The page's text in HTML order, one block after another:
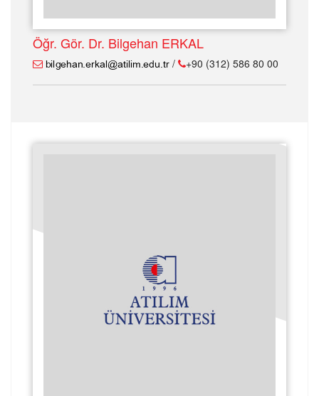
Öğr. Gör. Dr. Bilgehan ERKAL
/ +90 (312) 586 80 00